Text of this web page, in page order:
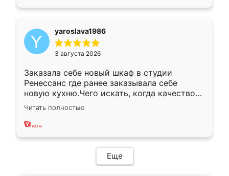
yaroslava1986
3 августа 2026
Заказала себе новый шкаф в студии
Ренессанс где ранее заказывала себе
новую кухню.Чего искать, когда качеством
вполне довольна. Служит кухня уже почти
два года, нареканий нет.
Читать полностью
Еще